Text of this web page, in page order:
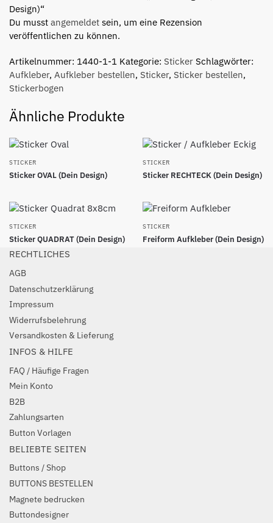
Design)“
Du musst angemeldet sein, um eine Rezension
veröffentlichen zu können.
Artikelnummer: 1440-1-1 Kategorie: Sticker Schlagwörter:
Aufkleber, Aufkleber bestellen, Sticker, Sticker bestellen,
Stickerbogen
Ähnliche Produkte
STICKER
Sticker OVAL (Dein Design)
STICKER
Sticker RECHTECK (Dein Design)
STICKER
Sticker QUADRAT (Dein Design)
STICKER
Freiform Aufkleber (Dein Design)
RECHTLICHES
AGB
Datenschutzerklärung
Impressum
Widerrufsbelehrung
Versandkosten & Lieferung
INFOS & HILFE
FAQ / Häufige Fragen
Mein Konto
B2B
Zahlungsarten
Button Vorlagen
BELIEBTE SEITEN
Buttons / Shop
BUTTONS BESTELLEN
Magnete bedrucken
Buttondesigner